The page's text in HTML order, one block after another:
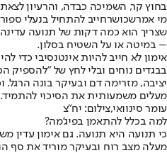
בחוץ קר, השמיכה כבדה, והרעיון
מי אמרשכושרחייב להתחיל בנעלי
שצריך הוא כמה דקות של תנועה
– במיטה או על השטיח בסלון.
אימון לא חייב להיות אינטנסיבי כדי
בבגדים נוחים ובלי לחץ של "להספיק
יציבה, מזרימה דם ובעיקר בונה
מעלים משמעותית את הסיכוי להתמיד.
עומר סינוואי,צילום: יח"צ
למה בכלל להתאמן בפיג’מה?
כי תנועה היא תנועה. גם אימון עדין